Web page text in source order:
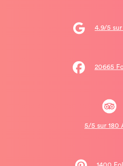
4.9/5 sur
20665
5/5 sur 180